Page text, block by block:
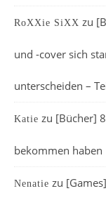
RoXXie SiXX zu
und -cover sich
unterscheiden –
Katie zu [Bücher]
bekommen haben
Nenatie zu